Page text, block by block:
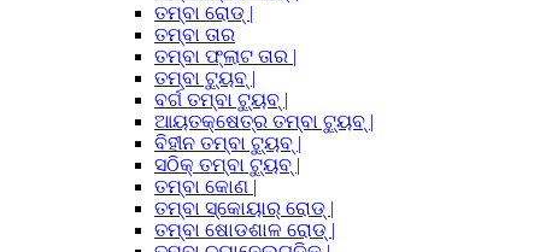
ତମ୍ବା ରୋଡ୍ |
ତମ୍ବା ତାର
ତମ୍ବା ଫ୍ଲାଟ ତାର |
ତମ୍ବା ଟ୍ୟୁବ୍ |
ବର୍ଗ ତମ୍ବା ଟ୍ୟୁବ୍ |
ଆୟତକ୍ଷେତ୍ର ତମ୍ବା ଟ୍ୟୁବ୍ |
ବିହୀନ ତମ୍ବା ଟ୍ୟୁବ୍ |
ସଠିକ୍ ତମ୍ବା ଟ୍ୟୁବ୍ |
ତମ୍ବା କୋଣ |
ତମ୍ବା ସ୍କୋୟାର୍ ରୋଡ୍ |
ତମ୍ବା ଷୋଡଶାଳ ରୋଡ୍ |